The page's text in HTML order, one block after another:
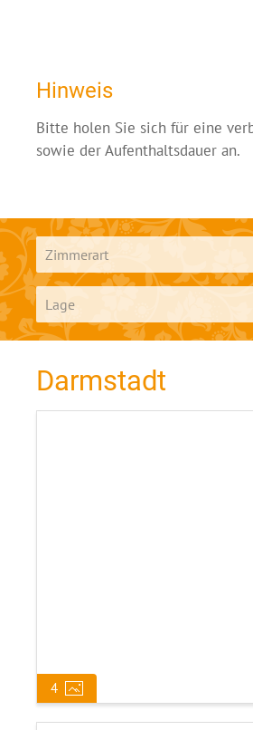
Hinweis
Bitte holen Sie sich für eine
sowie der Aufenthaltsdauer an.
Zimmerart
Lage
Darmstadt
4